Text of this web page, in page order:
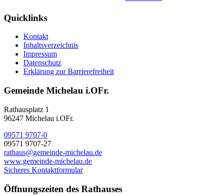
Quicklinks
Kontakt
Inhaltsverzeichnis
Impressum
Datenschutz
Erklärung zur Barrierefreiheit
Gemeinde Michelau i.OFr.
Rathausplatz 1
96247 Michelau i.OFr.
09571 9707-0
09571 9707-27
rathaus@gemeinde-michelau.de
www.gemeinde-michelau.de
Sicheres Kontaktformular
Öffnungszeiten des Rathauses